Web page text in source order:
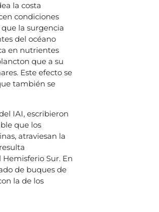
la costa
condiciones
la surgencia
del océano
en nutrientes
que a su
Este efecto se
también se
IAI, escribieron
que los
atraviesan la
Sur. En
de buques de
la de los